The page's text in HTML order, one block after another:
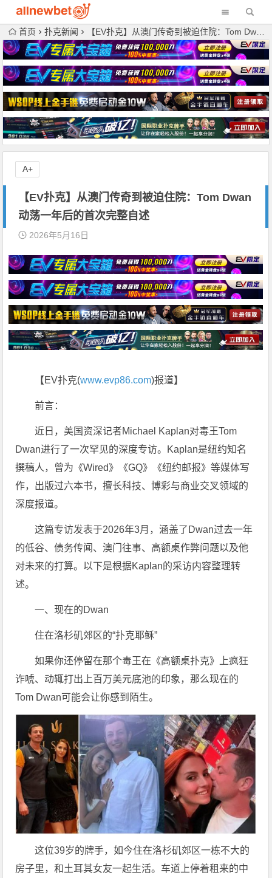
首页 扑克新闻 【EV扑克】从澳门传奇到被迫住院：Tom Dwan动荡一年后的首次完整自述
【EV扑克】从澳门传奇到被迫住院：Tom Dwan
动荡一年后的首次完整自述
2026年5月16日
【EV扑克(www.evp86.com)报道】
前言：
近日，美国资深记者Michael Kaplan对毒王Tom
Dwan进行了一次罕见的深度专访。Kaplan是纽约知名
撰稿人，曾为《Wired》《GQ》《纽约邮报》等媒体写
作，出版过六本书，擅长科技、博彩与商业交叉领域的
深度报道。
这篇专访发表于2026年3月，涵盖了Dwan过去一年
的低谷、债务传闻、澳门往事、高额桌作弊问题以及他
对未来的打算。以下是根据Kaplan的采访内容整理转
述。
一、现在的Dwan
住在洛杉矶郊区的“扑克耶稣”
如果你还停留在那个毒王在《高额桌扑克》上疯狂
诈唬、动辄打出上百万美元底池的印象，那么现在的
Tom Dwan可能会让你感到陌生。
这位39岁的牌手，如今住在洛杉矶郊区一栋不大的
房子里，和土耳其女友一起生活。车道上停着租来的中
A+